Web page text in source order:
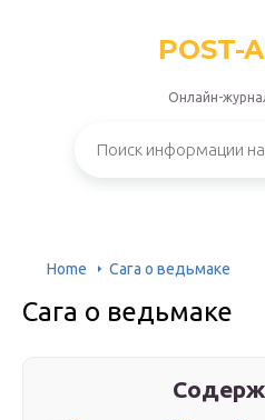
POST-
Онлайн-
Home Сага о ведьмаке
Сага о ведьмаке